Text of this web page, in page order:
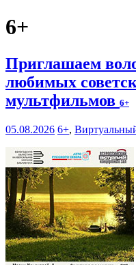
6+
Приглашаем
любимых
мультфильмов 6+
05.08.2026 6+,